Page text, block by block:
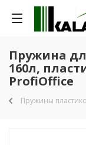
Пружина
160л,
ProfiOffice
Пружины